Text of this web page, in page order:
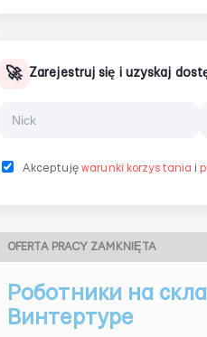
🚀 Zarejestruj się i uzyskaj
Akceptujęwarunki korzystania i
OFERTA PRACY ZAMKNIĘTA
Роботники на
Винтертуре